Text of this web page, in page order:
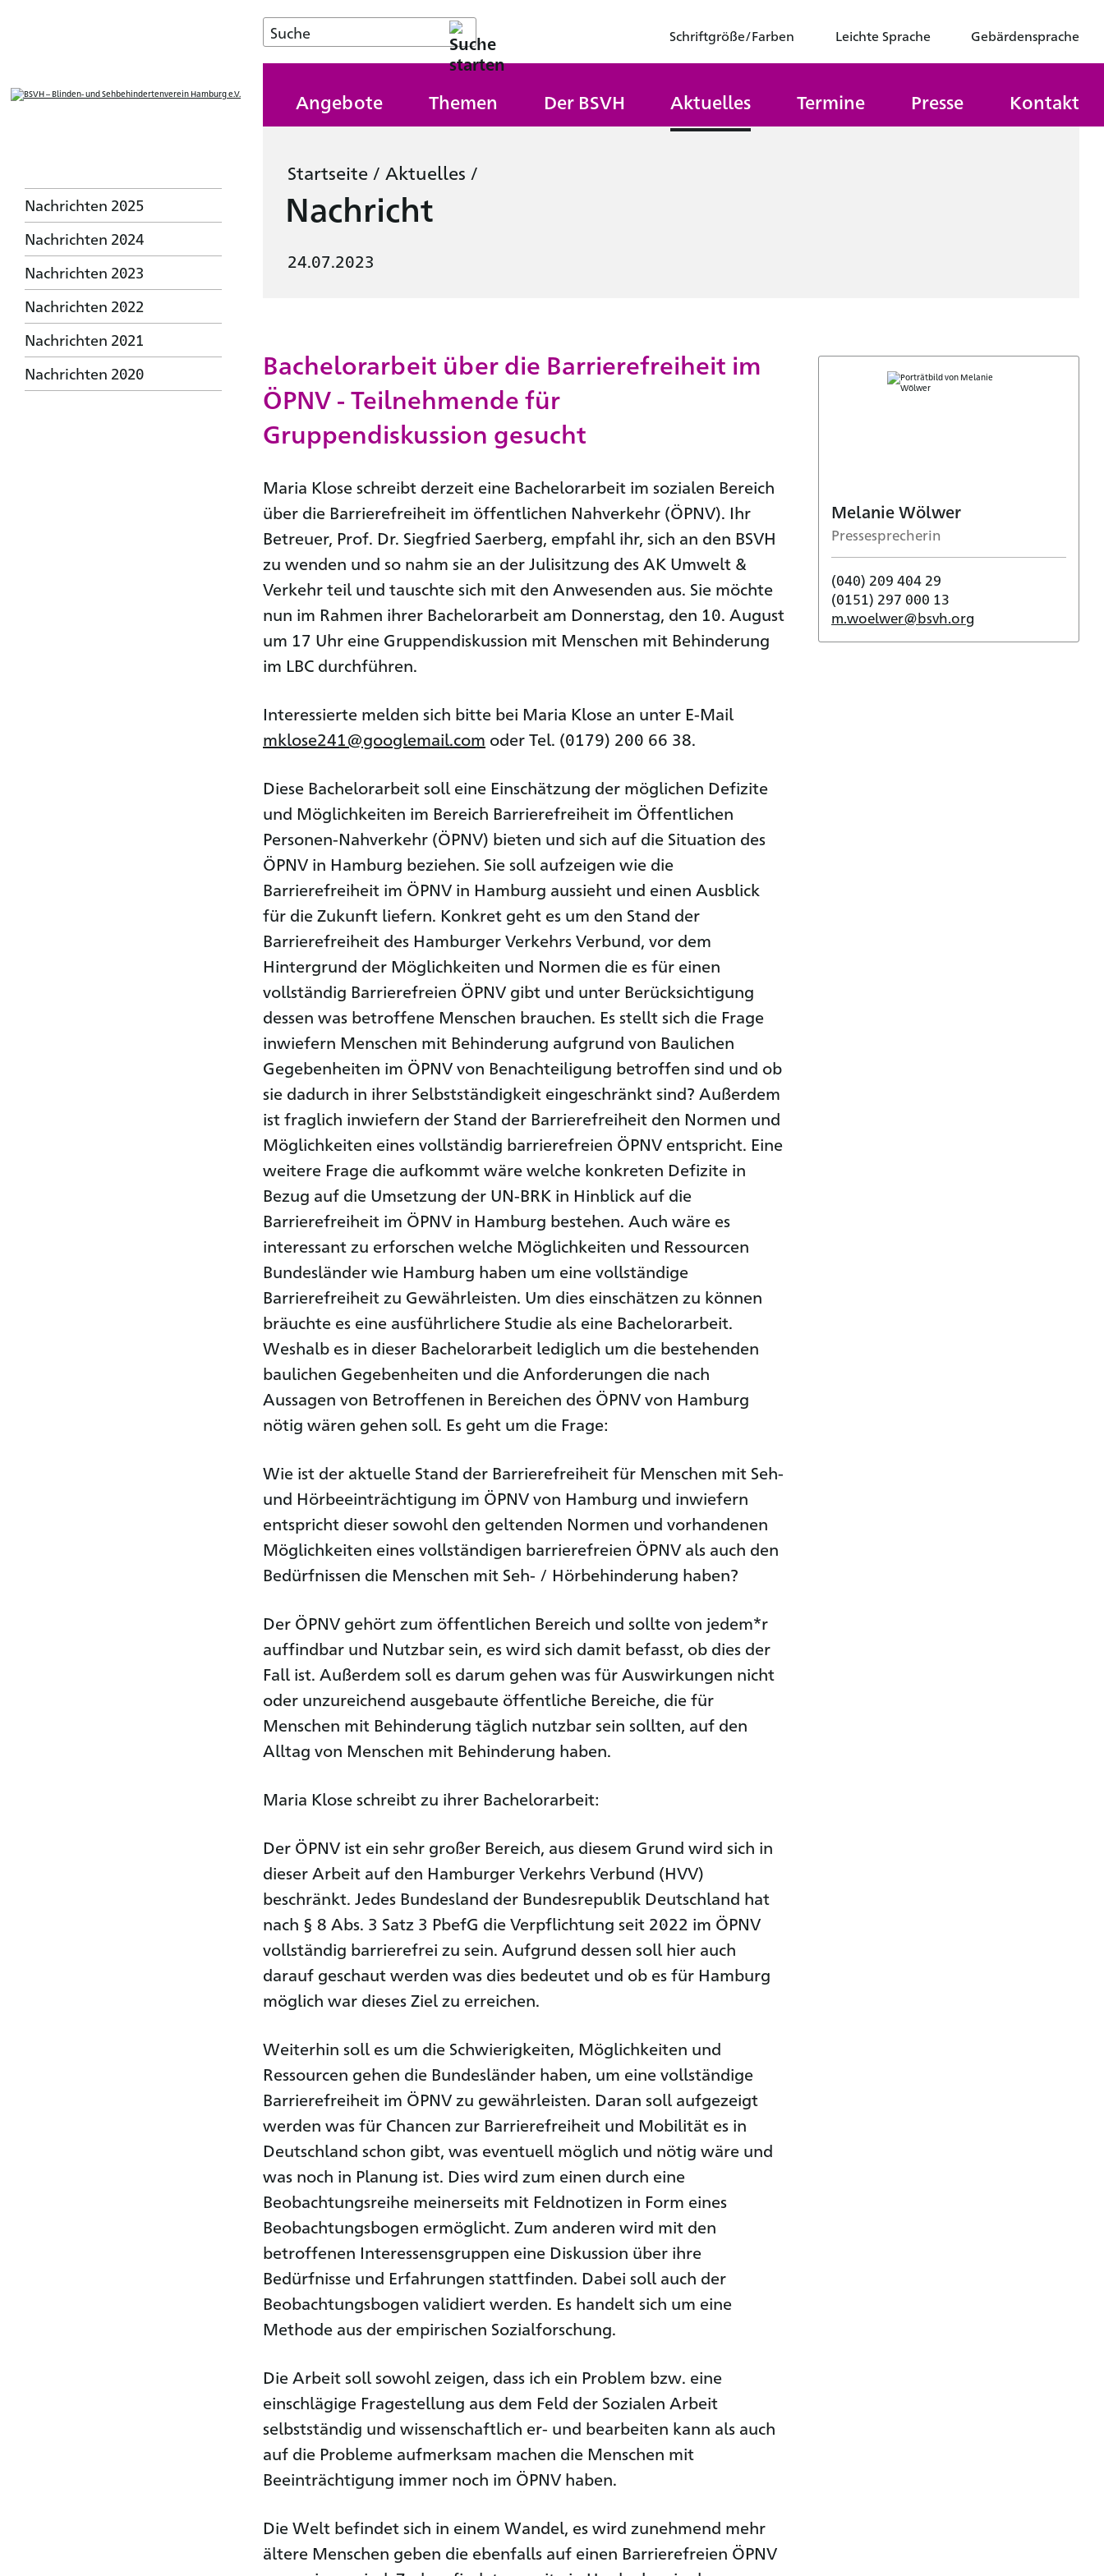
Schriftgröße/Farben Leichte Sprache Gebärdensprache
Angebote Themen Der BSVH Aktuelles Termine Presse Kontakt
Nachrichten 2025
Nachrichten 2024
Nachrichten 2023
Nachrichten 2022
Nachrichten 2021
Nachrichten 2020
Startseite / Aktuelles /
Nachricht
24.07.2023
Bachelorarbeit über die Barrierefreiheit im
ÖPNV - Teilnehmende für
Gruppendiskussion gesucht
Maria Klose schreibt derzeit eine Bachelorarbeit im sozialen Bereich
über die Barrierefreiheit im öffentlichen Nahverkehr (ÖPNV). Ihr
Betreuer, Prof. Dr. Siegfried Saerberg, empfahl ihr, sich an den BSVH
zu wenden und so nahm sie an der Julisitzung des AK Umwelt &
Verkehr teil und tauschte sich mit den Anwesenden aus. Sie möchte
nun im Rahmen ihrer Bachelorarbeit am Donnerstag, den 10. August
um 17 Uhr eine Gruppendiskussion mit Menschen mit Behinderung
im LBC durchführen.
Interessierte melden sich bitte bei Maria Klose an unter E-Mail
mklose241@googlemail.com oder Tel. (0179) 200 66 38.
Diese Bachelorarbeit soll eine Einschätzung der möglichen Defizite
und Möglichkeiten im Bereich Barrierefreiheit im Öffentlichen
Personen-Nahverkehr (ÖPNV) bieten und sich auf die Situation des
ÖPNV in Hamburg beziehen. Sie soll aufzeigen wie die
Barrierefreiheit im ÖPNV in Hamburg aussieht und einen Ausblick
für die Zukunft liefern. Konkret geht es um den Stand der
Barrierefreiheit des Hamburger Verkehrs Verbund, vor dem
Hintergrund der Möglichkeiten und Normen die es für einen
vollständig Barrierefreien ÖPNV gibt und unter Berücksichtigung
dessen was betroffene Menschen brauchen. Es stellt sich die Frage
inwiefern Menschen mit Behinderung aufgrund von Baulichen
Gegebenheiten im ÖPNV von Benachteiligung betroffen sind und ob
sie dadurch in ihrer Selbstständigkeit eingeschränkt sind? Außerdem
ist fraglich inwiefern der Stand der Barrierefreiheit den Normen und
Möglichkeiten eines vollständig barrierefreien ÖPNV entspricht. Eine
weitere Frage die aufkommt wäre welche konkreten Defizite in
Bezug auf die Umsetzung der UN-BRK in Hinblick auf die
Barrierefreiheit im ÖPNV in Hamburg bestehen. Auch wäre es
interessant zu erforschen welche Möglichkeiten und Ressourcen
Bundesländer wie Hamburg haben um eine vollständige
Barrierefreiheit zu Gewährleisten. Um dies einschätzen zu können
bräuchte es eine ausführlichere Studie als eine Bachelorarbeit.
Weshalb es in dieser Bachelorarbeit lediglich um die bestehenden
baulichen Gegebenheiten und die Anforderungen die nach
Aussagen von Betroffenen in Bereichen des ÖPNV von Hamburg
nötig wären gehen soll. Es geht um die Frage:
Wie ist der aktuelle Stand der Barrierefreiheit für Menschen mit Seh-
und Hörbeeinträchtigung im ÖPNV von Hamburg und inwiefern
entspricht dieser sowohl den geltenden Normen und vorhandenen
Möglichkeiten eines vollständigen barrierefreien ÖPNV als auch den
Bedürfnissen die Menschen mit Seh- / Hörbehinderung haben?
Der ÖPNV gehört zum öffentlichen Bereich und sollte von jedem*r
auffindbar und Nutzbar sein, es wird sich damit befasst, ob dies der
Fall ist. Außerdem soll es darum gehen was für Auswirkungen nicht
oder unzureichend ausgebaute öffentliche Bereiche, die für
Menschen mit Behinderung täglich nutzbar sein sollten, auf den
Alltag von Menschen mit Behinderung haben.
Maria Klose schreibt zu ihrer Bachelorarbeit:
Der ÖPNV ist ein sehr großer Bereich, aus diesem Grund wird sich in
dieser Arbeit auf den Hamburger Verkehrs Verbund (HVV)
beschränkt. Jedes Bundesland der Bundesrepublik Deutschland hat
nach § 8 Abs. 3 Satz 3 PbefG die Verpflichtung seit 2022 im ÖPNV
vollständig barrierefrei zu sein. Aufgrund dessen soll hier auch
darauf geschaut werden was dies bedeutet und ob es für Hamburg
möglich war dieses Ziel zu erreichen.
Weiterhin soll es um die Schwierigkeiten, Möglichkeiten und
Ressourcen gehen die Bundesländer haben, um eine vollständige
Barrierefreiheit im ÖPNV zu gewährleisten. Daran soll aufgezeigt
werden was für Chancen zur Barrierefreiheit und Mobilität es in
Deutschland schon gibt, was eventuell möglich und nötig wäre und
was noch in Planung ist. Dies wird zum einen durch eine
Beobachtungsreihe meinerseits mit Feldnotizen in Form eines
Beobachtungsbogen ermöglicht. Zum anderen wird mit den
betroffenen Interessensgruppen eine Diskussion über ihre
Bedürfnisse und Erfahrungen stattfinden. Dabei soll auch der
Beobachtungsbogen validiert werden. Es handelt sich um eine
Methode aus der empirischen Sozialforschung.
Die Arbeit soll sowohl zeigen, dass ich ein Problem bzw. eine
einschlägige Fragestellung aus dem Feld der Sozialen Arbeit
selbstständig und wissenschaftlich er- und bearbeiten kann als auch
auf die Probleme aufmerksam machen die Menschen mit
Beeinträchtigung immer noch im ÖPNV haben.
Die Welt befindet sich in einem Wandel, es wird zunehmend mehr
ältere Menschen geben die ebenfalls auf einen Barrierefreien ÖPNV
Melanie Wölwer
Pressesprecherin
(040) 209 404 29
(0151) 297 000 13
m.woelwer@bsvh.org